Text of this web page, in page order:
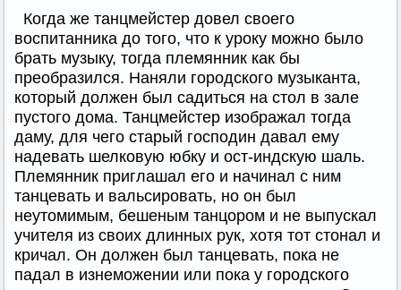
Когда же танцмейстер довел своего
воспитанника до того, что к уроку можно было
брать музыку, тогда племянник как бы
преобразился. Наняли городского музыканта,
который должен был садиться на стол в зале
пустого дома. Танцмейстер изображал тогда
даму, для чего старый господин давал ему
надевать шелковую юбку и ост-индскую шаль.
Племянник приглашал его и начинал с ним
танцевать и вальсировать, но он был
неутомимым, бешеным танцором и не выпускал
учителя из своих длинных рук, хотя тот стонал и
кричал. Он должен был танцевать, пока не
падал в изнеможении или пока у городского